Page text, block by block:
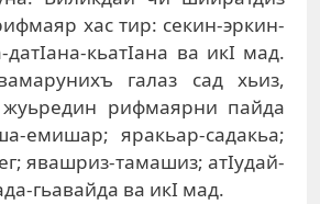
хас тир: секин-эркин-
датIана-кьатIана ва икI мад.
галаз сад хьиз,
рифмаярни пайда
емишар; яракьар-садакьа;
явашриз-тамашиз; атIудай-
гьавайда ва икI мад.